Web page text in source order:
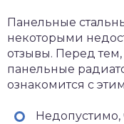
Панельные
некоторыми
отзывы. Перед
панельные
ознакомится с
Недопустимо,